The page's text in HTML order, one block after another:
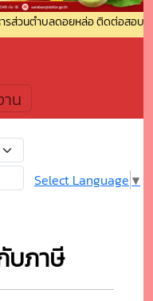
ส่วนตำบลดอยหล่อ ติดต่อสอบถ
น
Select Language ▼
บภาษี